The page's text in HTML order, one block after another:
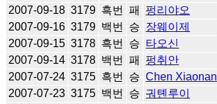
2007-09-18 3179 흑번 패 펑리야오
2007-09-16 3179 백번 승 장웨이제
2007-09-15 3178 흑번 승 타오신
2007-09-14 3178 백번 패 펑취안
2007-07-24 3175 흑번 승 Chen Xiaonan
2007-07-23 3175 백번 승 궈톈루이